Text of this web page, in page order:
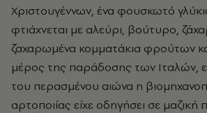
Χριστουγέννων, ένα φουσκωτό
φτιάχνεται με αλεύρι, βούτυρο,
ζαχαρωμένα κομματάκια φρούτων
μέρος της παράδοσης των Ιταλών,
του περασμένου αιώνα η
αρτοποιίας είχε οδηγήσει σε